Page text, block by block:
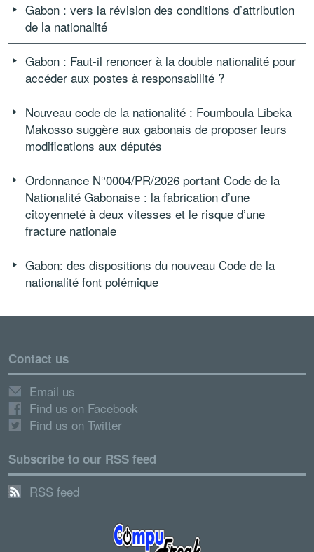
Gabon : vers la révision des conditions d’attribution
de la nationalité
Gabon : Faut-il renoncer à la double nationalité pour
accéder aux postes à responsabilité ?
Nouveau code de la nationalité : Foumboula Libeka
Makosso suggère aux gabonais de proposer leurs
modifications aux députés
Ordonnance N°0004/PR/2026 portant Code de la
Nationalité Gabonaise : la fabrication d’une
citoyenneté à deux vitesses et le risque d’une
fracture nationale
Gabon: des dispositions du nouveau Code de la
nationalité font polémique
Contact us
Email us
Find us on Facebook
Find us on Twitter
Subscribe to our RSS feed
RSS feed